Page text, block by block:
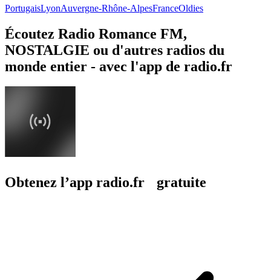
PortugaisLyonAuvergne-Rhône-AlpesFranceOldies
Écoutez Radio Romance FM,
NOSTALGIE ou d'autres radios du
monde entier - avec l'app de radio.fr
Obtenez l’app radio.fr gratuite